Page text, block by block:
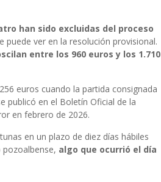
han sido excluidas del proceso
puede ver en la resolución provisional.
entre los 960 euros y los 1.710
euros cuando la partida consignada
publicó en el Boletín Oficial de la
en febrero de 2026.
en un plazo de diez días hábiles
pozoalbense, algo que ocurrió el día